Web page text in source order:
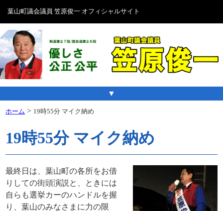
葉山町議会議員 笠原俊一 オフィシャルサイト
▼
ホーム > 19時55分 マイク納め
19時55分 マイク納め
最終日は、葉山町の各所をお借
りしての街頭演説と、ときには
自らも選挙カーのハンドルを握
り、葉山のみなさまに力の限